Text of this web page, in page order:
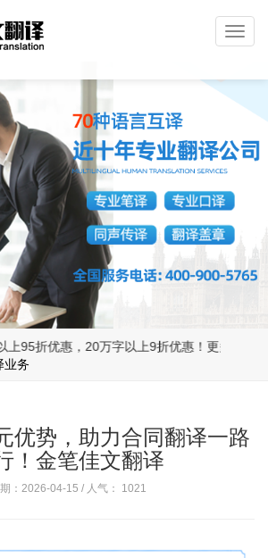
惠，20万字以上9折优惠！更多惊喜，详情
业务
优势，助力合同翻译一路
！金笔佳文翻译
：2026-04-15 / 人气： 1021